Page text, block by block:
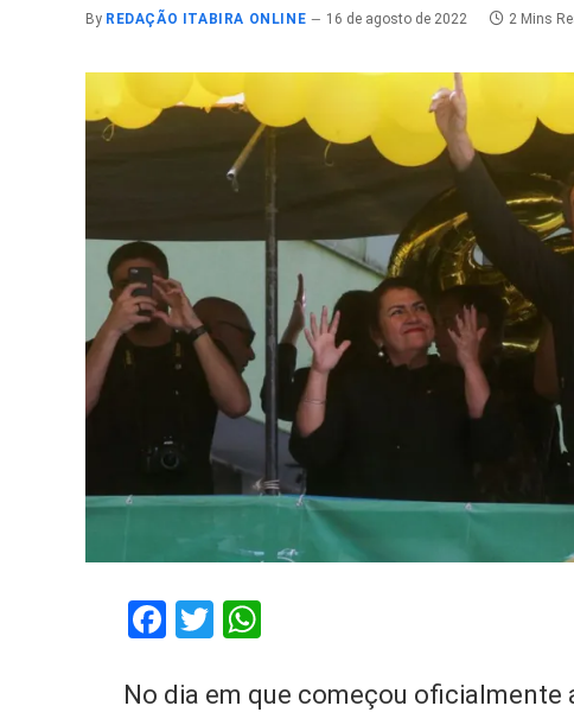
By REDAÇÃO ITABIRA ONLINE 16 de agosto de 2022 2 Mins
Facebook
Twitter
No dia em que começou